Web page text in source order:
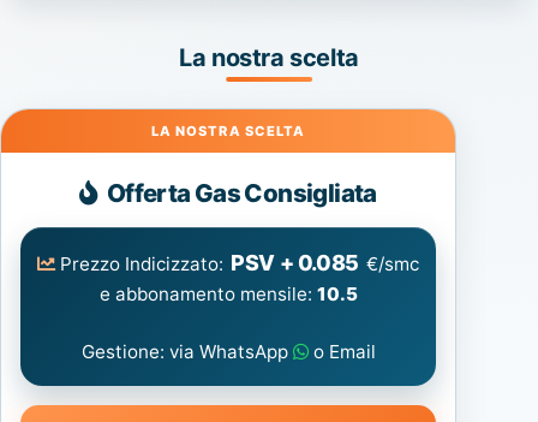
La nostra scelta
Gas
Offerta Gas Consigliata
Prezzo Indicizzato: PSV + 0.085 €/smc
e abbonamento mensile: 10.5
Gestione: via WhatsApp o Email